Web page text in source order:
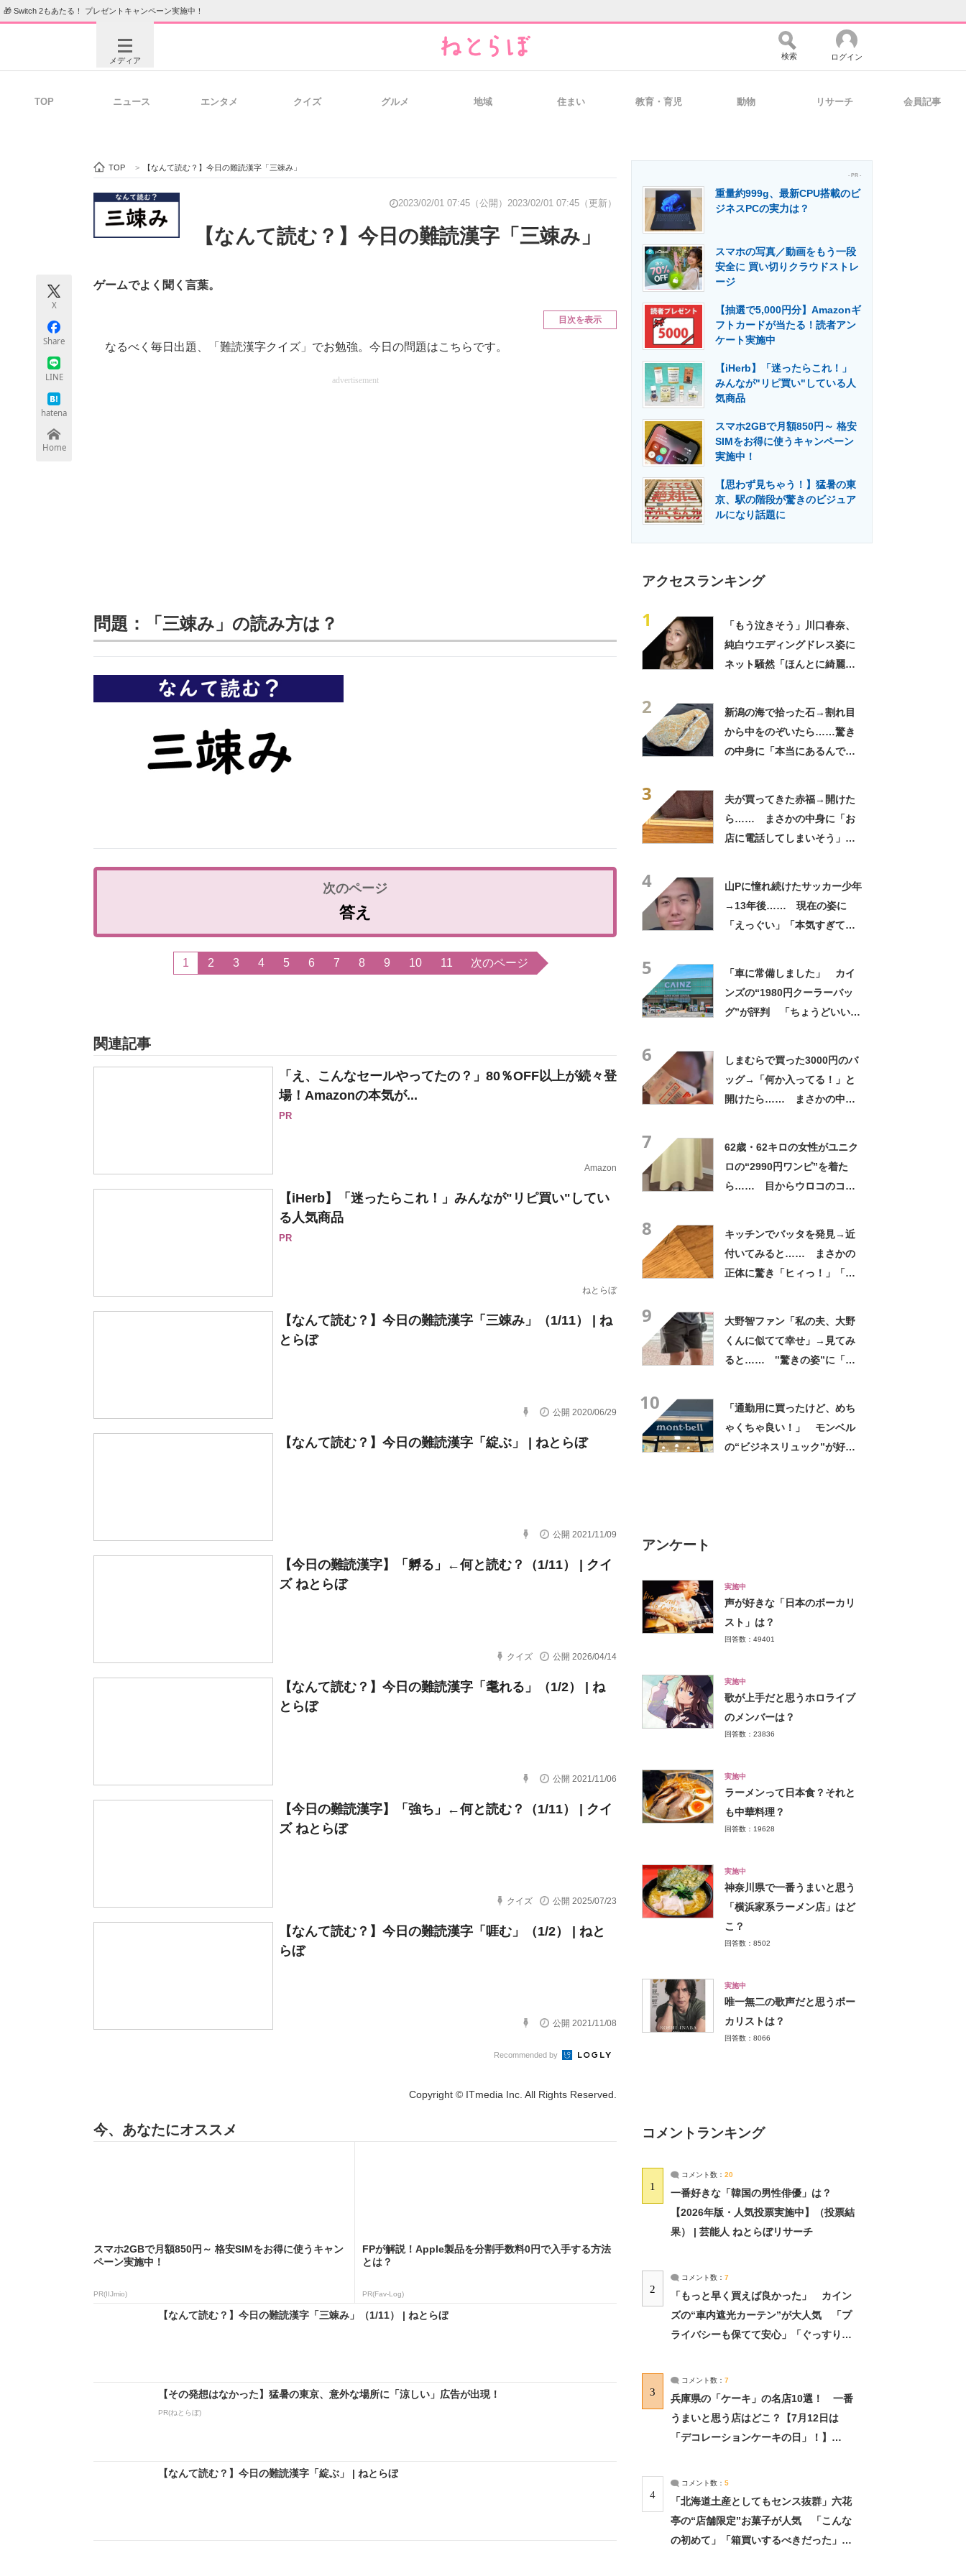
🎁 Switch 2もあたる！ プレゼントキャンペーン実施中！
メディア
ビジネスと働き方のヒント 経営リーダーのコミュニティ マーケ×ITの今がよく分かる
製造業のIT導入・活用を支援
エネルギーの専門メディア 建設×テクノロジーの最前線
検索 ログイン
TOP ニュース エンタメ クイズ グルメ 地域 住まい 教育・育児 動物 リサーチ 会員記事
TOP > 【なんて読む？】今日の難読漢字「三竦み」
2023/02/01 07:45（公開） 2023/02/01 07:45（更新）
【なんて読む？】今日の難読漢字「三竦み」
X
Share
LINE
hatena
Home
ゲームでよく聞く言葉。
目次を表示
なるべく毎日出題、「難読漢字クイズ」でお勉強。今日の問題はこちらです。
advertisement
問題：「三竦み」の読み方は？
答え
1 2 3 4 5 6 7 8 9 10 11 次のページ
関連記事
「え、こんなセールやってたの？」80％OFF以上が続々登
場！Amazonの本気が...
PR
Amazon
【iHerb】「迷ったらこれ！」みんなが"リピ買い"してい
る人気商品
PR
ねとらぼ
【なんて読む？】今日の難読漢字「三竦み」（1/11） | ね
とらぼ
公開 2020/06/29
【なんて読む？】今日の難読漢字「綻ぶ」 | ねとらぼ
公開 2021/11/09
【今日の難読漢字】「孵る」←何と読む？（1/11） | クイ
ズ ねとらぼ
クイズ 公開 2026/04/14
【なんて読む？】今日の難読漢字「耄れる」（1/2） | ね
とらぼ
公開 2021/11/06
【今日の難読漢字】「強ち」←何と読む？（1/11） | クイ
ズ ねとらぼ
クイズ 公開 2025/07/23
【なんて読む？】今日の難読漢字「啀む」（1/2） | ねと
らぼ
公開 2021/11/08
Recommended by
Copyright © ITmedia Inc. All Rights Reserved.
今、あなたにオススメ
スマホ2GBで月額850円～ 格安SIMをお得に使うキャン
ペーン実施中！
PR(IIJmio)
FPが解説！Apple製品を分割手数料0円で入手する方法
とは？
PR(Fav-Log)
【なんて読む？】今日の難読漢字「三竦み」（1/11） | ねとらぼ
【その発想はなかった】猛暑の東京、意外な場所に「涼しい」広告が出現！
PR(ねとらぼ)
【なんて読む？】今日の難読漢字「綻ぶ」 | ねとらぼ
- PR -
重量約999g、最新CPU搭載のビ
ジネスPCの実力は？
スマホの写真／動画をもう一段
安全に 買い切りクラウドストレ
ージ
【抽選で5,000円分】Amazonギ
フトカードが当たる！読者アン
ケート実施中
【iHerb】「迷ったらこれ！」
みんなが"リピ買い"している人
気商品
スマホ2GBで月額850円～ 格安
SIMをお得に使うキャンペーン
実施中！
【思わず見ちゃう！】猛暑の東
京、駅の階段が驚きのビジュア
ルになり話題に
アクセスランキング
1
「もう泣きそう」川口春奈、
純白ウエディングドレス姿に
ネット騒然「ほんとに綺麗」
2
新潟の海で拾った石→割れ目
から中をのぞいたら……驚き
の中身に「本当にあるんです
3
夫が買ってきた赤福→開けた
ら…… まさかの中身に「お
店に電話してしまいそう」
4
山Pに憧れ続けたサッカー少年
→13年後…… 現在の姿に
「えっぐい」「本気すぎて尊
5
「車に常備しました」 カイ
ンズの“1980円クーラーバッ
グ”が評判 「ちょうどいい大
6
しまむらで買った3000円のバ
ッグ→「何か入ってる！」と
開けたら…… まさかの中身
7
62歳・62キロの女性がユニク
ロの“2990円ワンピ”を着た
ら…… 目からウロコのコー
8
キッチンでバッタを発見→近
付いてみると…… まさかの
正体に驚き「ヒィっ！」「心
9
大野智ファン「私の夫、大野
くんに似てて幸せ」→見てみ
ると…… ‟驚きの姿”に「最
10
「通勤用に買ったけど、めち
ゃくちゃ良い！」 モンベル
の“ビジネスリュック”が好
アンケート
実施中
声が好きな「日本のボーカリ
スト」は？
回答数：49401
実施中
歌が上手だと思うホロライブ
のメンバーは？
回答数：23836
実施中
ラーメンって日本食？それと
も中華料理？
回答数：19628
実施中
神奈川県で一番うまいと思う
「横浜家系ラーメン店」はど
こ？
回答数：8502
実施中
唯一無二の歌声だと思うボー
カリストは？
回答数：8066
コメントランキング
1
コメント数： 20
一番好きな「韓国の男性俳優」は？
【2026年版・人気投票実施中】（投票結
果） | 芸能人 ねとらぼリサーチ
2
コメント数： 7
「もっと早く買えば良かった」 カイン
ズの“車内遮光カーテン”が大人気 「プ
ライバシーも保てて安心」「ぐっすり眠
3
コメント数： 7
兵庫県の「ケーキ」の名店10選！ 一番
うまいと思う店はどこ？【7月12日は
「デコレーションケーキの日」！】
4
コメント数： 5
「北海道土産としてもセンス抜群」六花
亭の“店舗限定”お菓子が人気 「こんな
の初めて」「箱買いするべきだった」